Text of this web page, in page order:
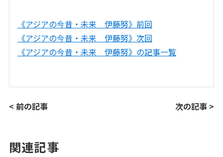
《アジアの今昔・未来 伊藤努》前回
《アジアの今昔・未来 伊藤努》次回
《アジアの今昔・未来 伊藤努》の記事一覧
< 前の記事 次の記事 >
関連記事